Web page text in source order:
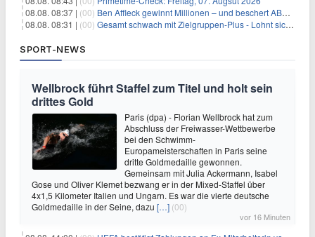
08.08. 08:37 | (00) Ben Affleck gewinnt Millionen – und beschert ABC Top-Quoten
08.08. 08:31 | (00) Gesamt schwach mit Zielgruppen-Plus - Lohnt sich First Dates Hotel doch?
SPORT-NEWS
Wellbrock führt Staffel zum Titel und holt sein
drittes Gold
Paris (dpa) - Florian Wellbrock hat zum
Abschluss der Freiwasser-Wettbewerbe
bei den Schwimm-
Europameisterschaften in Paris seine
dritte Goldmedaille gewonnen.
Gemeinsam mit Julia Ackermann, Isabel
Gose und Oliver Klemet bezwang er in der Mixed-Staffel über
4x1,5 Kilometer Italien und Ungarn. Es war die vierte deutsche
Goldmedaille in der Seine, dazu […] (00)
vor 16 Minuten